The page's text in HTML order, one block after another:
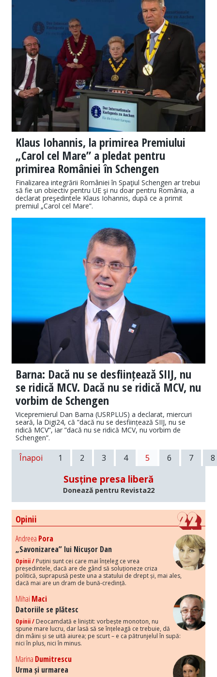
Klaus Iohannis, la primirea Premiului
„Carol cel Mare” a pledat pentru
primirea României în Schengen
Finalizarea integrării României în Spaţiul Schengen ar trebui
să fie un obiectiv pentru UE şi nu doar pentru România, a
declarat preşedintele Klaus Iohannis, după ce a primit
premiul „Carol cel Mare”.
Barna: Dacă nu se desființează SIIJ, nu
se ridică MCV. Dacă nu se ridică MCV, nu
vorbim de Schengen
Vicepremierul Dan Barna (USRPLUS) a declarat, miercuri
seară, la Digi24, că ”dacă nu se desființează SIIJ, nu se
ridică MCV”, iar ”dacă nu se ridică MCV, nu vorbim de
Schengen”.
Înapoi 1 2 3 4 5 6 7 8
Susține presa liberă
Donează pentru Revista22
Opinii
Andreea Pora
„Savonizarea” lui Nicușor Dan
Opinii / Puțini sunt cei care mai înțeleg ce vrea
președintele, dacă are de gând să soluționeze criza
politică, suprapusă peste una a statului de drept și, mai ales,
dacă mai are un dram de bună-credință.
Mihai Maci
Datoriile se plătesc
Opinii / Deocamdată e liniștit: vorbește monoton, nu
spune mare lucru, dar lasă să se înțeleagă ce trebuie, dă
din mâini și se uită aiurea; pe scurt – e ca pătrunjelul în supă:
nici în plus, nici în minus.
Marina Dumitrescu
Urma și urmarea